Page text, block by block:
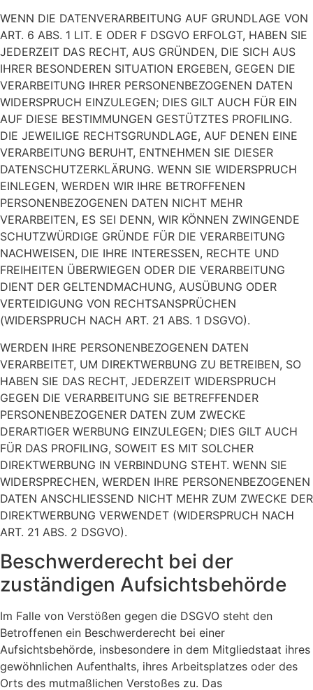
WENN DIE DATENVERARBEITUNG AUF GRUNDLAGE VON
ART. 6 ABS. 1 LIT. E ODER F DSGVO ERFOLGT, HABEN SIE
JEDERZEIT DAS RECHT, AUS GRÜNDEN, DIE SICH AUS
IHRER BESONDEREN SITUATION ERGEBEN, GEGEN DIE
VERARBEITUNG IHRER PERSONENBEZOGENEN DATEN
WIDERSPRUCH EINZULEGEN; DIES GILT AUCH FÜR EIN
AUF DIESE BESTIMMUNGEN GESTÜTZTES PROFILING.
DIE JEWEILIGE RECHTSGRUNDLAGE, AUF DENEN EINE
VERARBEITUNG BERUHT, ENTNEHMEN SIE DIESER
DATENSCHUTZERKLÄRUNG. WENN SIE WIDERSPRUCH
EINLEGEN, WERDEN WIR IHRE BETROFFENEN
PERSONENBEZOGENEN DATEN NICHT MEHR
VERARBEITEN, ES SEI DENN, WIR KÖNNEN ZWINGENDE
SCHUTZWÜRDIGE GRÜNDE FÜR DIE VERARBEITUNG
NACHWEISEN, DIE IHRE INTERESSEN, RECHTE UND
FREIHEITEN ÜBERWIEGEN ODER DIE VERARBEITUNG
DIENT DER GELTENDMACHUNG, AUSÜBUNG ODER
VERTEIDIGUNG VON RECHTSANSPRÜCHEN
(WIDERSPRUCH NACH ART. 21 ABS. 1 DSGVO).
WERDEN IHRE PERSONENBEZOGENEN DATEN
VERARBEITET, UM DIREKTWERBUNG ZU BETREIBEN, SO
HABEN SIE DAS RECHT, JEDERZEIT WIDERSPRUCH
GEGEN DIE VERARBEITUNG SIE BETREFFENDER
PERSONENBEZOGENER DATEN ZUM ZWECKE
DERARTIGER WERBUNG EINZULEGEN; DIES GILT AUCH
FÜR DAS PROFILING, SOWEIT ES MIT SOLCHER
DIREKTWERBUNG IN VERBINDUNG STEHT. WENN SIE
WIDERSPRECHEN, WERDEN IHRE PERSONENBEZOGENEN
DATEN ANSCHLIESSEND NICHT MEHR ZUM ZWECKE DER
DIREKTWERBUNG VERWENDET (WIDERSPRUCH NACH
ART. 21 ABS. 2 DSGVO).
Beschwerde­recht bei der
zuständigen Aufsichts­behörde
Im Falle von Verstößen gegen die DSGVO steht den
Betroffenen ein Beschwerderecht bei einer
Aufsichtsbehörde, insbesondere in dem Mitgliedstaat ihres
gewöhnlichen Aufenthalts, ihres Arbeitsplatzes oder des
Orts des mutmaßlichen Verstoßes zu. Das